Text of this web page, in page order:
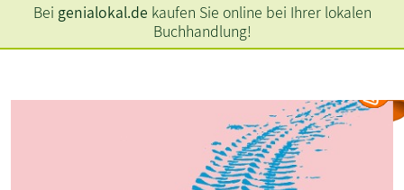
Bei genialokal.de kaufen Sie online bei Ihrer lokalen
Buchhandlung!